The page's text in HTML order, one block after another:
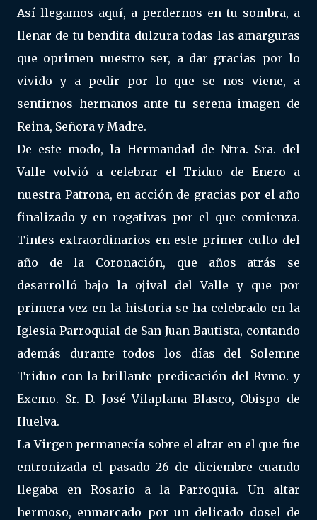
Así llegamos aquí, a perdernos en tu sombra, a
llenar de tu bendita dulzura todas las amarguras
que oprimen nuestro ser, a dar gracias por lo
vivido y a pedir por lo que se nos viene, a
sentirnos hermanos ante tu serena imagen de
Reina, Señora y Madre.
De este modo, la Hermandad de Ntra. Sra. del
Valle volvió a celebrar el Triduo de Enero a
nuestra Patrona, en acción de gracias por el año
finalizado y en rogativas por el que comienza.
Tintes extraordinarios en este primer culto del
año de la Coronación, que años atrás se
desarrolló bajo la ojival del Valle y que por
primera vez en la historia se ha celebrado en la
Iglesia Parroquial de San Juan Bautista, contando
además durante todos los días del Solemne
Triduo con la brillante predicación del Rvmo. y
Excmo. Sr. D. José Vilaplana Blasco, Obispo de
Huelva.
La Virgen permanecía sobre el altar en el que fue
entronizada el pasado 26 de diciembre cuando
llegaba en Rosario a la Parroquia. Un altar
hermoso, enmarcado por un delicado dosel de